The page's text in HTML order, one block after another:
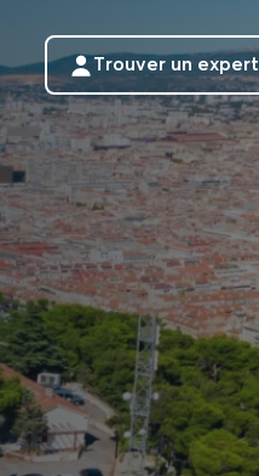
Trouver un expert